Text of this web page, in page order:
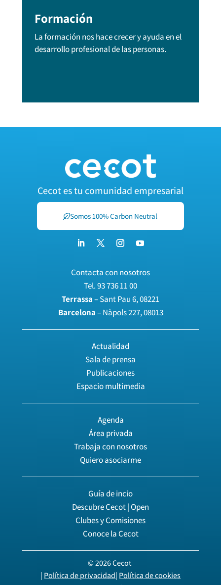
Formación
La formación nos hace crecer y ayuda en el
desarrollo profesional de las personas.
Cecot es tu comunidad empresarial
Somos 100% Carbon Neutral
Contacta con nosotros
Tel.93 736 11 00
Terrassa– Sant Pau 6, 08221
Barcelona– Nàpols 227, 08013
Actualidad
Sala de prensa
Publicaciones
Espacio multimedia
Agenda
Área privada
Trabaja con nosotros
Quiero asociarme
Guía de incio
Descubre Cecot | Open
Clubes y Comisiones
Conoce la Cecot
© 2026 Cecot
| Política de privacidad| Política de cookies